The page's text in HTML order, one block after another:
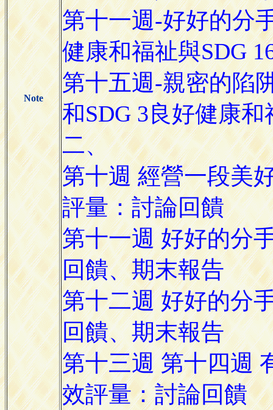
Note
第十一週-好好的分
健康和福祉與SDG
第十五週-親密的陷
和SDG 3良好健康
二、
第十週 經營一段美
評量：討論回饋
第十一週 好好的分
回饋、期末報告
第十二週 好好的分
回饋、期末報告
第十三週 第十四週
效評量：討論回饋